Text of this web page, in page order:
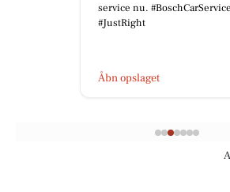
service nu. #BoschCarService
#JustRight
Åbn opslaget